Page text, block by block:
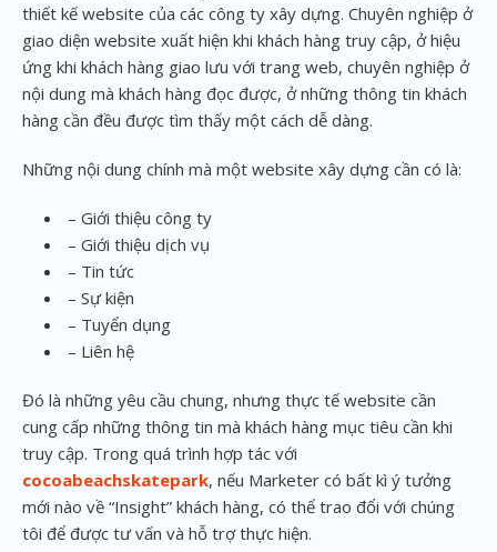
thiết kế website của các công ty xây dựng. Chuyên nghiệp ở
giao diện website xuất hiện khi khách hàng truy cập, ở hiệu
ứng khi khách hàng giao lưu với trang web, chuyên nghiệp ở
nội dung mà khách hàng đọc được, ở những thông tin khách
hàng cần đều được tìm thấy một cách dễ dàng.
Những nội dung chính mà một website xây dựng cần có là:
– Giới thiệu công ty
– Giới thiệu dịch vụ
– Tin tức
– Sự kiện
– Tuyển dụng
– Liên hệ
Đó là những yêu cầu chung, nhưng thực tế website cần
cung cấp những thông tin mà khách hàng mục tiêu cần khi
truy cập. Trong quá trình hợp tác với
cocoabeachskatepark, nếu Marketer có bất kì ý tưởng
mới nào về “Insight” khách hàng, có thể trao đổi với chúng
tôi để được tư vấn và hỗ trợ thực hiện.